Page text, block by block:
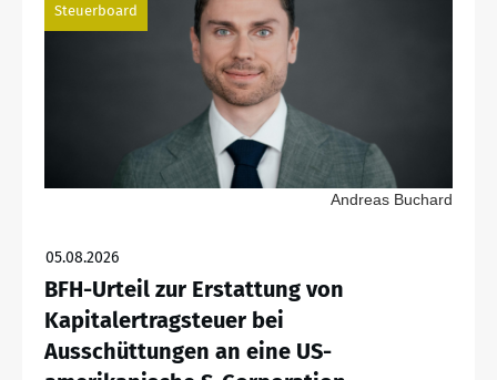
Steuerboard
Andreas Buchard
05.08.2026
BFH-Urteil zur Erstattung von
Kapitalertragsteuer bei
Ausschüttungen an eine US-